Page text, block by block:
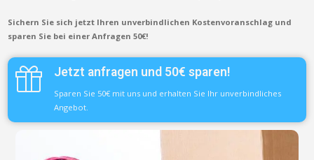
Sichern Sie sich jetzt Ihren unverbindlichen Kostenvoranschlag und
sparen Sie bei einer Anfragen 50€!
Jetzt anfragen und 50€ sparen!
Sparen Sie 50€ mit uns und erhalten Sie Ihr unverbindliches
Angebot.